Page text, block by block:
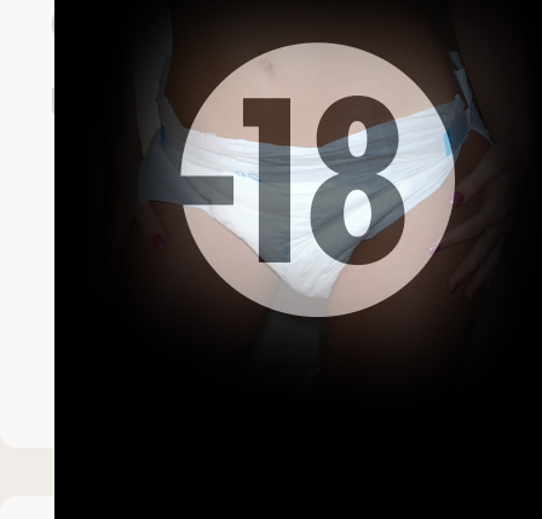
Connexion
Un compte est
Nom d'utilisateur
Mot de passe